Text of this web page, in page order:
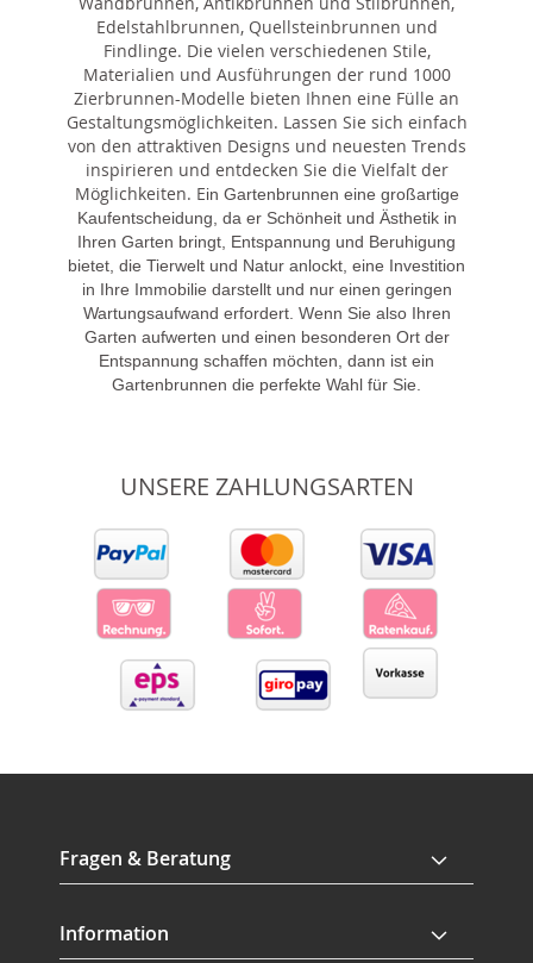
Edelstahlbrunnen, Quellsteinbrunnen und
Findlinge. Die vielen verschiedenen Stile,
Materialien und Ausführungen der rund 1000
Zierbrunnen-Modelle bieten Ihnen eine Fülle an
Gestaltungsmöglichkeiten. Lassen Sie sich einfach
von den attraktiven Designs und neuesten Trends
inspirieren und entdecken Sie die Vielfalt der
Möglichkeiten. Ein Gartenbrunnen eine großartige
Kaufentscheidung, da er Schönheit und Ästhetik in
Ihren Garten bringt, Entspannung und Beruhigung
bietet, die Tierwelt und Natur anlockt, eine Investition
in Ihre Immobilie darstellt und nur einen geringen
Wartungsaufwand erfordert. Wenn Sie also Ihren
Garten aufwerten und einen besonderen Ort der
Entspannung schaffen möchten, dann ist ein
Gartenbrunnen die perfekte Wahl für Sie.
UNSERE ZAHLUNGSARTEN
Fragen & Beratung
Information